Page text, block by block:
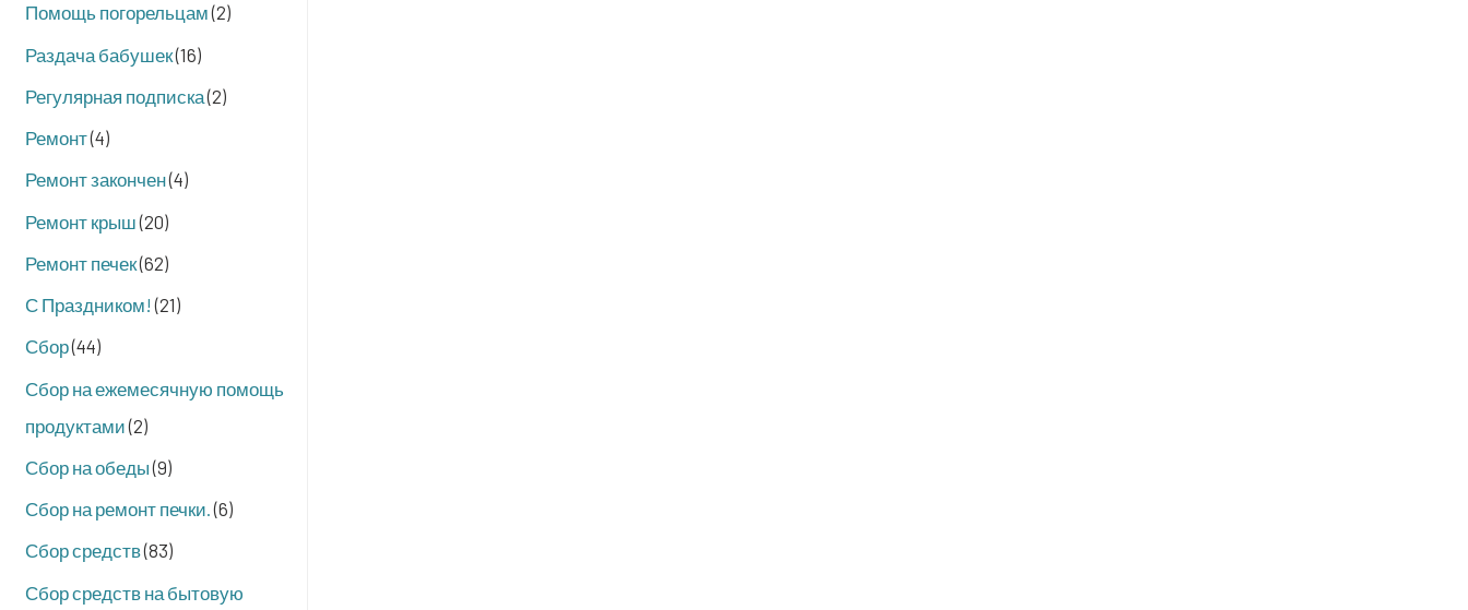
Помощь погорельцам(2)
Раздача бабушек(16)
Регулярная подписка(2)
Ремонт(4)
Ремонт закончен(4)
Ремонт крыш(20)
Ремонт печек(62)
С Праздником! (21)
Сбор(44)
Сбор на ежемесячную помощь
продуктами(2)
Сбор на обеды(9)
Сбор на ремонт печки.(6)
Сбор средств(83)
Сбор средств на бытовую